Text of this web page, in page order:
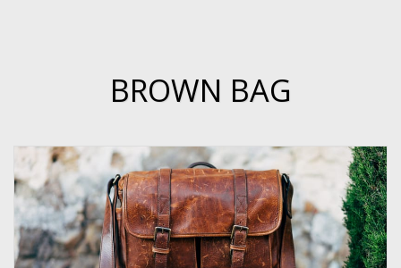
BROWN BAG